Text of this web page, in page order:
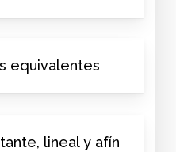
equivalentes
lineal y afín